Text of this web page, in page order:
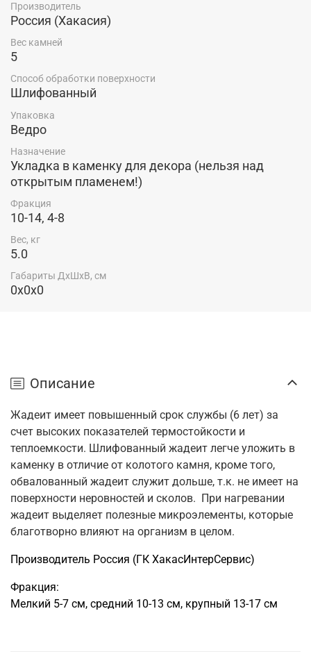
Производитель
Россия (Хакасия)
Вес камней
5
Способ обработки поверхности
Шлифованный
Упаковка
Ведро
Назначение
Укладка в каменку для декора (нельзя над
открытым пламенем!)
Фракция
10-14, 4-8
Вес, кг
5.0
Габариты ДхШхВ, см
0x0x0
Описание
Жадеит имеет повышенный срок службы (6 лет) за
счет высоких показателей термостойкости и
теплоемкости. Шлифованный жадеит легче уложить в
каменку в отличие от колотого камня, кроме того,
обвалованный жадеит служит дольше, т.к. не имеет на
поверхности неровностей и сколов. При нагревании
жадеит выделяет полезные микроэлементы, которые
благотворно влияют на организм в целом.
Производитель Россия (ГК ХакасИнтерСервис)
Фракция:
Мелкий 5-7 см, средний 10-13 см, крупный 13-17 см